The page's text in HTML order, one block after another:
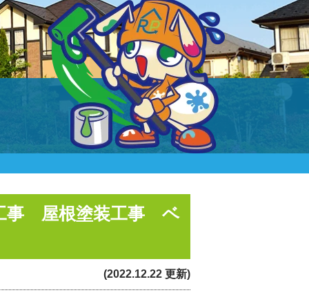
事 屋根塗装工事 ベ
(2022.12.22 更新)